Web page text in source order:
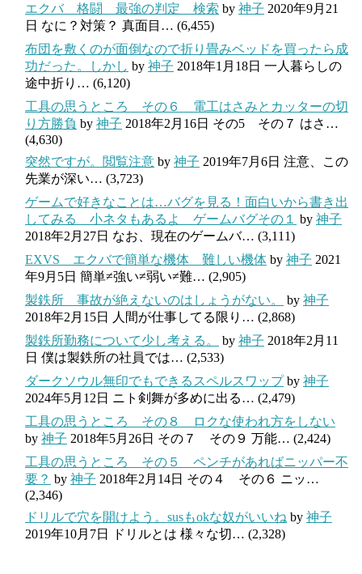
エクバ 格闘 最強の判定 検索 by 神子 2020年9月21
日 なに？対策？ 真面目… (6,455)
布団を敷くのが面倒なので折り畳みベッドを買ったら成
功だった。しかし by 神子 2018年1月18日 一人暮らしの
途中折り… (6,120)
工具の思うところ その６ 電工はさみとカッターの切
り方勝負 by 神子 2018年2月16日 その5 その７ はさ…
(4,630)
突然ですが。閲覧注意 by 神子 2019年7月6日 注意、この
先業が深い… (3,723)
ゲームで好きなことは…バグを見る！面白いから書き出
してみる 小ネタもあるよ ゲームバグその１
by 神子
2018年2月27日 なお、現在のゲームバ… (3,111)
EXVS エクバで簡単な機体 難しい機体 by 神子 2021
年9月5日 簡単≠強い≠弱い≠難… (2,905)
製鉄所 事故が絶えないのはしょうがない。
by 神子
2018年2月15日
人間が仕事してる限り… (2,868)
製鉄所勤務について少し考える。
by 神子 2018年2月11
日 僕は製鉄所の社員では… (2,533)
ダークソウル無印でもできるスペルスワップby 神子
2024年5月12日 ニト剣舞が多めに出る… (2,479)
工具の思うところ その８ ロクな使われ方をしない
by 神子 2018年5月26日 その７ その９ 万能… (2,424)
工具の思うところ その５ ペンチがあればニッパー不
要？ by 神子 2018年2月14日 その４ その６ ニッ…
(2,346)
ドリルで穴を開けよう。susもokな奴がいいね by 神子
2019年10月7日
ドリルとは 様々な切… (2,328)